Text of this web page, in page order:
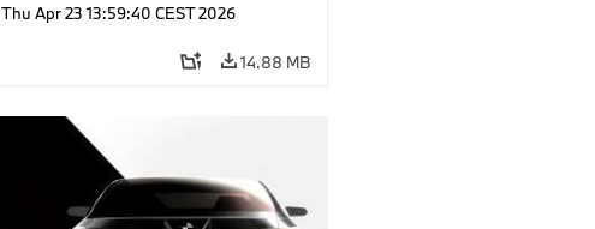
Thu Apr 23 13:59:40 CEST 2026
14.88 MB